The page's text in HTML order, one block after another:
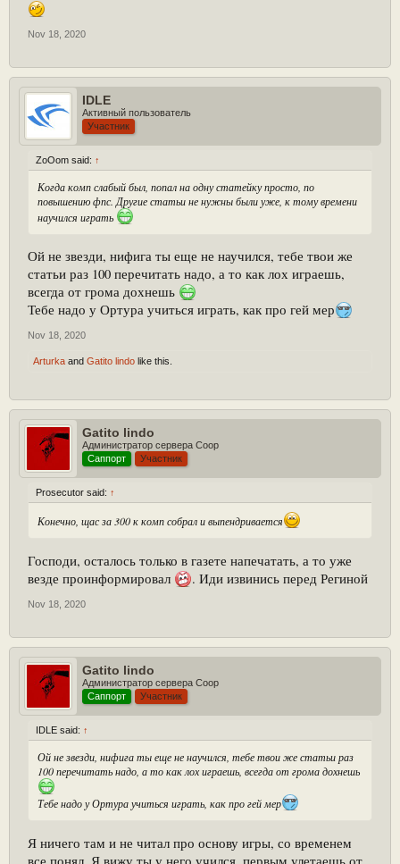
Nov 18, 2020
IDLE
Активный пользователь
Участник
ZoOom said: ↑
Когда комп слабый был, попал на одну статейку просто, по
повышению фпс. Другие статьи не нужны были уже, к тому времени
научился играть
Ой не звезди, нифига ты еще не научился, тебе твои же
статьи раз 100 перечитать надо, а то как лох играешь,
всегда от грома дохнешь
Тебе надо у Ортура учиться играть, как про гей мер
Nov 18, 2020
Arturka and Gatito lindo like this.
Gatito lindo
Администратор сервера Coop
Саппорт
Участник
Prosecutor said: ↑
Конечно, щас за 300 к комп собрал и выпендривается
Господи, осталось только в газете напечатать, а то уже
везде проинформировал
. Иди извинись перед Региной
Nov 18, 2020
Gatito lindo
Администратор сервера Coop
Саппорт
Участник
IDLE said: ↑
Ой не звезди, нифига ты еще не научился, тебе твои же статьи раз
100 перечитать надо, а то как лох играешь, всегда от грома дохнешь
Тебе надо у Ортура учиться играть, как про гей мер
Я ничего там и не читал про основу игры, со временем
все понял. Я вижу ты у него учился, первым улетаешь от